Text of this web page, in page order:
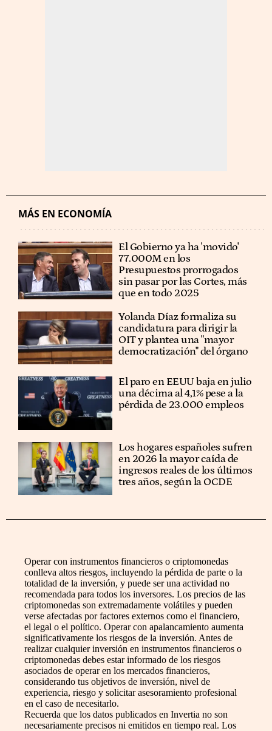
MÁS EN ECONOMÍA
El Gobierno ya ha 'movido'
77.000M en los
Presupuestos prorrogados
sin pasar por las Cortes, más
que en todo 2025
Yolanda Díaz formaliza su
candidatura para dirigir la
OIT y plantea una "mayor
democratización" del órgano
El paro en EEUU baja en julio
una décima al 4,1% pese a la
pérdida de 23.000 empleos
Los hogares españoles sufren
en 2026 la mayor caída de
ingresos reales de los últimos
tres años, según la OCDE
Operar con instrumentos financieros o criptomonedas
conlleva altos riesgos, incluyendo la pérdida de parte o la
totalidad de la inversión, y puede ser una actividad no
recomendada para todos los inversores. Los precios de las
criptomonedas son extremadamente volátiles y pueden
verse afectadas por factores externos como el financiero,
el legal o el político. Operar con apalancamiento aumenta
significativamente los riesgos de la inversión. Antes de
realizar cualquier inversión en instrumentos financieros o
criptomonedas debes estar informado de los riesgos
asociados de operar en los mercados financieros,
considerando tus objetivos de inversión, nivel de
experiencia, riesgo y solicitar asesoramiento profesional
en el caso de necesitarlo.
Recuerda que los datos publicados en Invertia no son
necesariamente precisos ni emitidos en tiempo real. Los